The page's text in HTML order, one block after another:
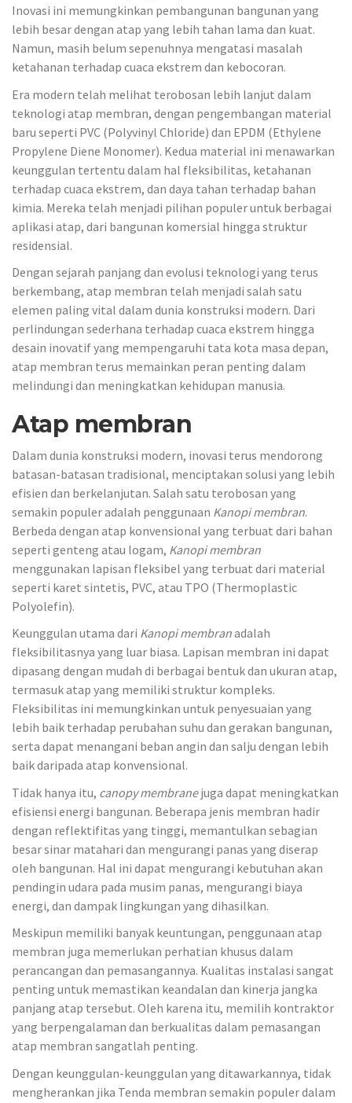
Inovasi ini memungkinkan pembangunan bangunan yang
lebih besar dengan atap yang lebih tahan lama dan kuat.
Namun, masih belum sepenuhnya mengatasi masalah
ketahanan terhadap cuaca ekstrem dan kebocoran.
Era modern telah melihat terobosan lebih lanjut dalam
teknologi atap membran, dengan pengembangan material
baru seperti PVC (Polyvinyl Chloride) dan EPDM (Ethylene
Propylene Diene Monomer). Kedua material ini menawarkan
keunggulan tertentu dalam hal fleksibilitas, ketahanan
terhadap cuaca ekstrem, dan daya tahan terhadap bahan
kimia. Mereka telah menjadi pilihan populer untuk berbagai
aplikasi atap, dari bangunan komersial hingga struktur
residensial.
Dengan sejarah panjang dan evolusi teknologi yang terus
berkembang, atap membran telah menjadi salah satu
elemen paling vital dalam dunia konstruksi modern. Dari
perlindungan sederhana terhadap cuaca ekstrem hingga
desain inovatif yang mempengaruhi tata kota masa depan,
atap membran terus memainkan peran penting dalam
melindungi dan meningkatkan kehidupan manusia.
Atap membran
Dalam dunia konstruksi modern, inovasi terus mendorong
batasan-batasan tradisional, menciptakan solusi yang lebih
efisien dan berkelanjutan. Salah satu terobosan yang
semakin populer adalah penggunaan Kanopi membran.
Berbeda dengan atap konvensional yang terbuat dari bahan
seperti genteng atau logam, Kanopi membran
menggunakan lapisan fleksibel yang terbuat dari material
seperti karet sintetis, PVC, atau TPO (Thermoplastic
Polyolefin).
Keunggulan utama dari Kanopi membranadalah
fleksibilitasnya yang luar biasa. Lapisan membran ini dapat
dipasang dengan mudah di berbagai bentuk dan ukuran atap,
termasuk atap yang memiliki struktur kompleks.
Fleksibilitas ini memungkinkan untuk penyesuaian yang
lebih baik terhadap perubahan suhu dan gerakan bangunan,
serta dapat menangani beban angin dan salju dengan lebih
baik daripada atap konvensional.
Tidak hanya itu, canopy membranejuga dapat meningkatkan
efisiensi energi bangunan. Beberapa jenis membran hadir
dengan reflektifitas yang tinggi, memantulkan sebagian
besar sinar matahari dan mengurangi panas yang diserap
oleh bangunan. Hal ini dapat mengurangi kebutuhan akan
pendingin udara pada musim panas, mengurangi biaya
energi, dan dampak lingkungan yang dihasilkan.
Meskipun memiliki banyak keuntungan, penggunaan atap
membran juga memerlukan perhatian khusus dalam
perancangan dan pemasangannya. Kualitas instalasi sangat
penting untuk memastikan keandalan dan kinerja jangka
panjang atap tersebut. Oleh karena itu, memilih kontraktor
yang berpengalaman dan berkualitas dalam pemasangan
atap membran sangatlah penting.
Dengan keunggulan-keunggulan yang ditawarkannya, tidak
mengherankan jika Tenda membran semakin populer dalam